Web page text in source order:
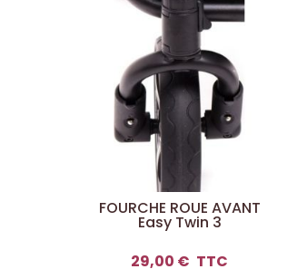
FOURCHE ROUE AVANT
Easy Twin 3
29,00 € TTC